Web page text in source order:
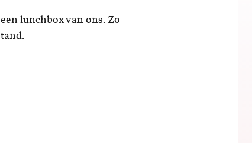
lunchbox van ons. Zo